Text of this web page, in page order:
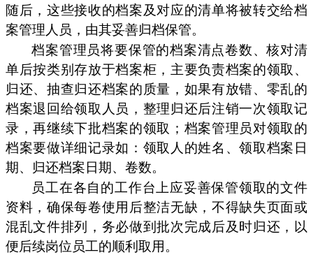
随后，这些接收的档案及对应的清单将被转交给档
案管理人员，由其妥善归档保管。
档案管理员将要保管的档案清点卷数、核对清
单后按类别存放于档案柜，主要负责档案的领取、
归还、抽查归还档案的质量，如果有放错、零乱的
档案退回给领取人员，整理归还后注销一次领取记
录，再继续下批档案的领取；档案管理员对领取的
档案要做详细记录如：领取人的姓名、领取档案日
期、归还档案日期、卷数。
员工在各自的工作台上应妥善保管领取的文件
资料，确保每卷使用后整洁无缺，不得缺失页面或
混乱文件排列，务必做到批次完成后及时归还，以
便后续岗位员工的顺利取用。